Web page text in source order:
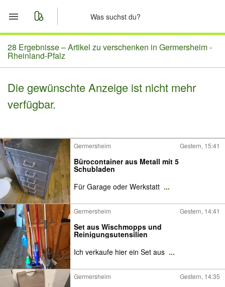
Start
Merkliste
Nachrichten
28 Ergebnisse –Artikel zu verschenken in Germersheim -
Rheinland-Pfalz
Die gewünschte Anzeige ist nicht mehr
verfügbar.
Germersheim Gestern, 15:41
Bürocontainer aus Metall mit 5
Schubladen
Für Garage oder Werkstatt ...
Germersheim Gestern, 14:41
Set aus Wischmopps und
Reinigungsutensilien
Ich verkaufe hier ein Set aus ...
Germersheim Gestern, 14:35